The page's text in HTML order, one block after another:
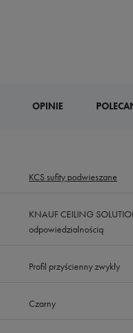
OPINIE
KCS sufity podwieszane
KNAUF CEILING
odpowiedzialnością
Profil przyścienny zwykły
Czarny